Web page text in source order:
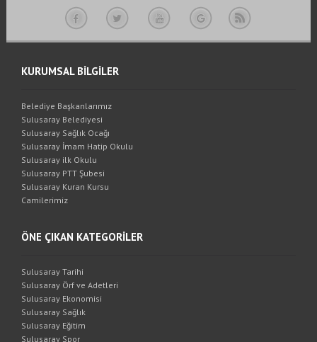
KURUMSAL BİLGİLER
Belediye Başkanlarımız
Sulusaray Belediyesi
Sulusaray Sağlık Ocağı
Sulusaray İmam Hatip Okulu
Sulusaray ilk Okulu
Sulusaray PTT Şubesi
Sulusaray Kuran Kursu
Camilerimiz
ÖNE ÇIKAN KATEGORİLER
Sulusaray Tarihi
Sulusaray Örf ve Adetleri
Sulusaray Ekonomisi
Sulusaray Sağlık
Sulusaray Eğitim
Sulusaray Spor